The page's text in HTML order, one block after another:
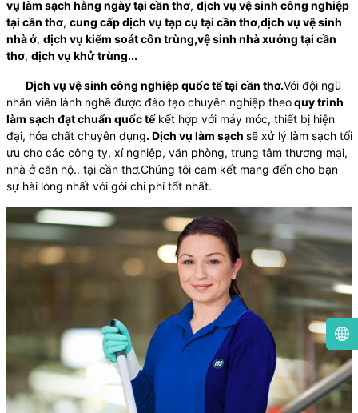
vụ làm sạch hằng ngày tại cần thơ, dịch vụ vệ sinh công nghiệp
tại cần thơ, cung cấp dịch vụ tạp cụ tại cần thơ,dịch vụ vệ sinh
nhà ở, dịch vụ kiểm soát côn trùng,vệ sinh nhà xưởng tại cần
thơ, dịch vụ khử trùng...
Dịch vụ vệ sinh công nghiệp quốc tế tại cần thơ.Với đội ngũ
nhân viên lành nghề được đào tạo chuyên nghiệp theoquy trình
làm sạch đạt chuẩn quốc tếkết hợp với máy móc, thiết bị hiện
đại, hóa chất chuyên dụng. Dịch vụ làm sạch sẽ xử lý làm sạch tối
ưu cho các công ty, xí nghiệp, văn phòng, trung tâm thương mại,
nhà ở căn hộ.. tại cần thơ.Chúng tôi cam kết mang đến cho bạn
sự hài lòng nhất với gói chi phí tốt nhất.